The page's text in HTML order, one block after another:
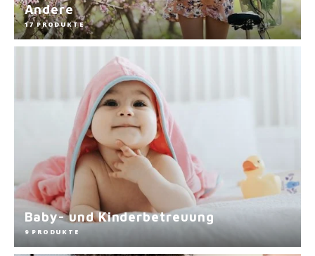
Andere
17 PRODUKTE
Baby- und Kinderbetreuung
9 PRODUKTE